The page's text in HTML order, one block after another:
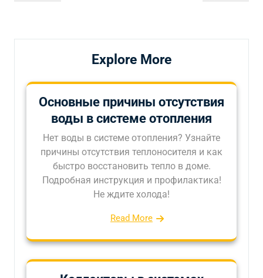
Explore More
Основные причины отсутствия
воды в системе отопления
Нет воды в системе отопления? Узнайте
причины отсутствия теплоносителя и как
быстро восстановить тепло в доме.
Подробная инструкция и профилактика!
Не ждите холода!
Read More